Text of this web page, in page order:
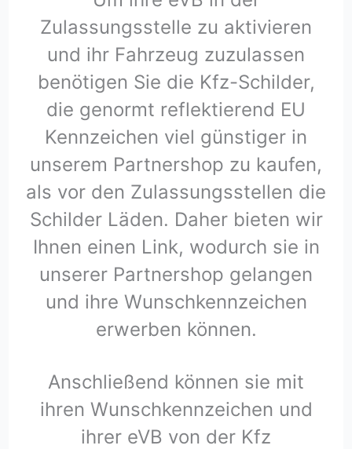
Zulassungsstelle zu aktivieren
und ihr Fahrzeug zuzulassen
benötigen Sie die Kfz-Schilder,
die genormt reflektierend EU
Kennzeichen viel günstiger in
unserem Partnershop zu kaufen,
als vor den Zulassungsstellen die
Schilder Läden. Daher bieten wir
Ihnen einen Link, wodurch sie in
unserer Partnershop gelangen
und ihre Wunschkennzeichen
erwerben können.
Anschließend können sie mit
ihren Wunschkennzeichen und
ihrer eVB von der Kfz